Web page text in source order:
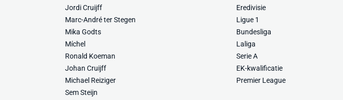
Jordi Cruijff
Marc-André ter Stegen
Mika Godts
Míchel
Ronald Koeman
Johan Cruijff
Michael Reiziger
Sem Steijn
Eredivisie
Ligue 1
Bundesliga
Laliga
Serie A
EK-kwalificatie
Premier League